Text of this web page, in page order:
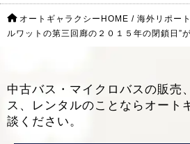
オートギャラクシーHOME / 海外リポート
ルワットの第三回廊の２０１５年の閉鎖日”
中古バス・マイクロバスの販売
ス、レンタルのことなら オート
談ください。